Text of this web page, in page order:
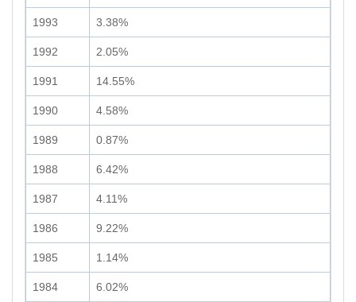
1993 3.38%
1992 2.05%
1991 14.55%
1990 4.58%
1989 0.87%
1988 6.42%
1987 4.11%
1986 9.22%
1985 1.14%
1984 6.02%